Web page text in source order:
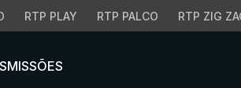
RTP PLAY RTP PALCO RTP ZIG